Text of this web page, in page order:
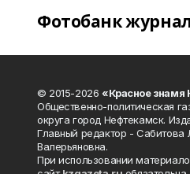
Фотобанк
© 2015-2026 «Красное
Общественно-политическая
округа город Нефтекамск.
Главный редактор -
Валерьяновна.
При использовании